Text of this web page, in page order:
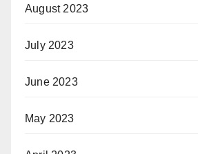
August 2023
July 2023
June 2023
May 2023